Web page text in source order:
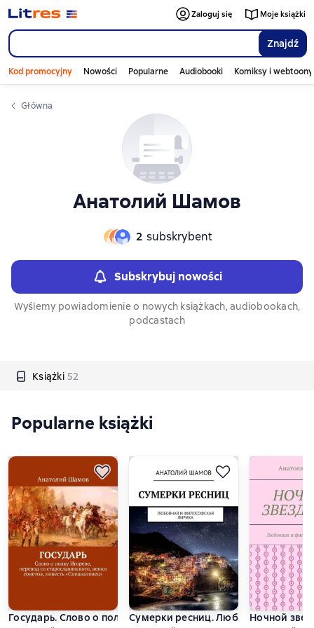
Znajdź
Zaloguj się Moje książki
Kod promocyjny Nowości Popularne Audiobooki Komiksy i webtoony
Główna
Анатолий Шамов
2 subskrybent
Subskrybuj nowości
Wyślemy powiadomienie o nowych książkach, audiobookach,
podcastach
Książki 52
Слайдер с книгами
Popularne książki
Государь. Слово о полку Игореве, перевод со
Сумерки ресниц. Любовная и
Ночной